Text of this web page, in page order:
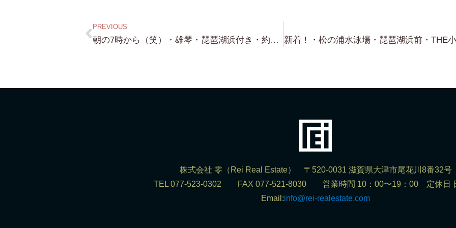
PREVIOUS
朝の7時から（笑）・雄琴・琵琶湖浜付き・約155坪・S 様・物件紹介ありがとうございました！・これも バッチリの浜付きでした！・・お値段も それなりいいですが（笑）
株式会社 零（Rei Real Estate） 〒520-0031 滋賀県大津市尾花川8番32号
TEL 077-523-0302 FAX 077-521-8030 営業時間 10：00〜19：00 定休日
Email:info@rei-realestate.com